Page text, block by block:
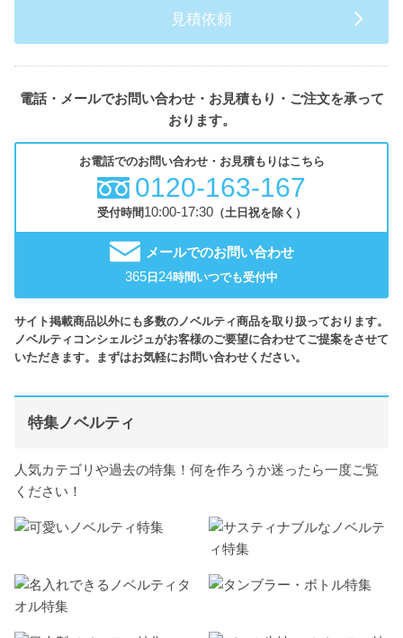
見積依頼
電話・メールでお問い合わせ・お見積もり・ご注文を承って
おります。
お電話でのお問い合わせ・お見積もりはこちら
0120-163-167
受付時間10:00-17:30（土日祝を除く）
メールでのお問い合わせ
365 日 24時間いつでも受付中
サイト掲載商品以外にも多数のノベルティ商品を取り扱っております。
ノベルティコンシェルジュがお客様のご要望に合わせてご提案をさせて
いただきます。まずはお気軽にお問い合わせください。
特集ノベルティ
人気カテゴリや過去の特集！何を作ろうか迷ったら一度ご覧
ください！